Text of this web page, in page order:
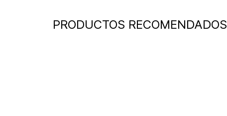
PRODUCTOS RECOMENDADOS